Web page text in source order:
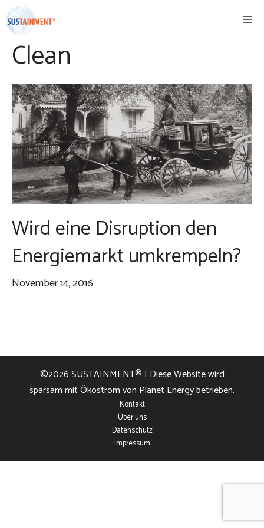
Zum
Inhalt
springen
Clean
Wird eine Disruption den
Energiemarkt umkrempeln?
November 14, 2016
©2026SUSTAINMENT® | Diese Website wird
sparsam mit Ökostrom von Planet Energy betrieben.
Kontakt
Über uns
Datenschutz
Impressum